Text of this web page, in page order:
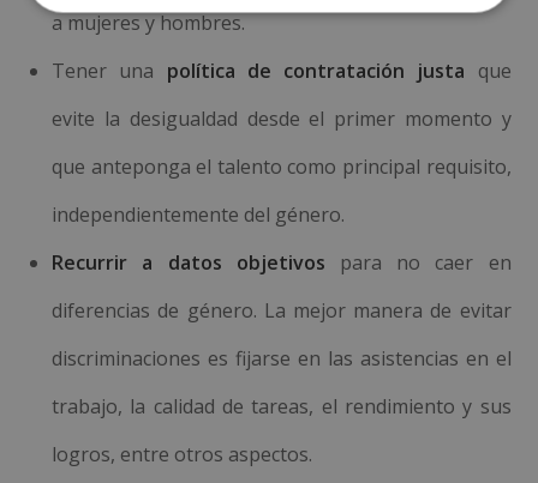
a mujeres y hombres.
Tener una política de contratación justa que
evite la desigualdad desde el primer momento y
que anteponga el talento como principal requisito,
independientemente del género.
Recurrir a datos objetivos para no caer en
diferencias de género. La mejor manera de evitar
discriminaciones es fijarse en las asistencias en el
trabajo, la calidad de tareas, el rendimiento y sus
logros, entre otros aspectos.